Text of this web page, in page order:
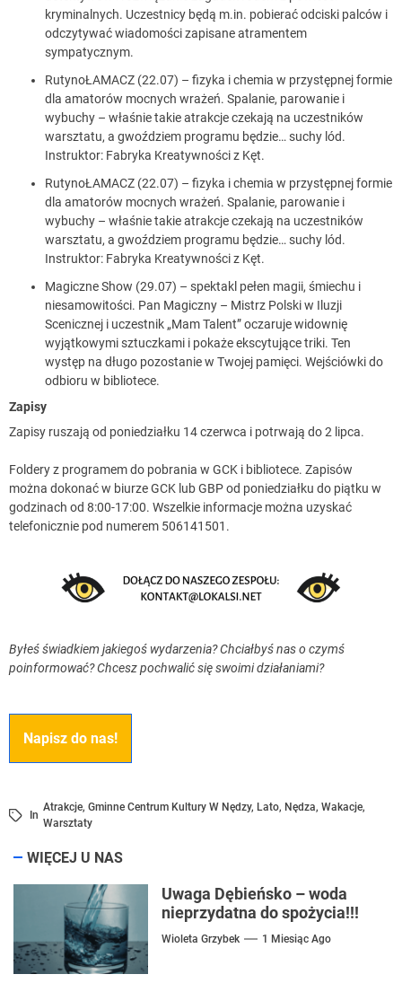
kryminalnych. Uczestnicy będą m.in. pobierać odciski palców i
odczytywać wiadomości zapisane atramentem
sympatycznym.
RutynoŁAMACZ (22.07) – fizyka i chemia w przystępnej formie
dla amatorów mocnych wrażeń. Spalanie, parowanie i
wybuchy – właśnie takie atrakcje czekają na uczestników
warsztatu, a gwoździem programu będzie… suchy lód.
Instruktor: Fabryka Kreatywności z Kęt.
RutynoŁAMACZ (22.07) – fizyka i chemia w przystępnej formie
dla amatorów mocnych wrażeń. Spalanie, parowanie i
wybuchy – właśnie takie atrakcje czekają na uczestników
warsztatu, a gwoździem programu będzie… suchy lód.
Instruktor: Fabryka Kreatywności z Kęt.
Magiczne Show (29.07) – spektakl pełen magii, śmiechu i
niesamowitości. Pan Magiczny – Mistrz Polski w Iluzji
Scenicznej i uczestnik „Mam Talent” oczaruje widownię
wyjątkowymi sztuczkami i pokaże ekscytujące triki. Ten
występ na długo pozostanie w Twojej pamięci. Wejściówki do
odbioru w bibliotece.
Zapisy
Zapisy ruszają od poniedziałku 14 czerwca i potrwają do 2 lipca.
Foldery z programem do pobrania w GCK i bibliotece. Zapisów
można dokonać w biurze GCK lub GBP od poniedziałku do piątku w
godzinach od 8:00-17:00. Wszelkie informacje można uzyskać
telefonicznie pod numerem 506141501.
Byłeś świadkiem jakiegoś wydarzenia? Chciałbyś nas o czymś
poinformować? Chcesz pochwalić się swoimi działaniami?
Napisz do nas!
In
Atrakcje, Gminne Centrum Kultury W Nędzy, Lato, Nędza, Wakacje,
Warsztaty
WIĘCEJ U NAS
Uwaga Dębieńsko – woda
nieprzydatna do spożycia!!!
Wioleta Grzybek 1 Miesiąc Ago